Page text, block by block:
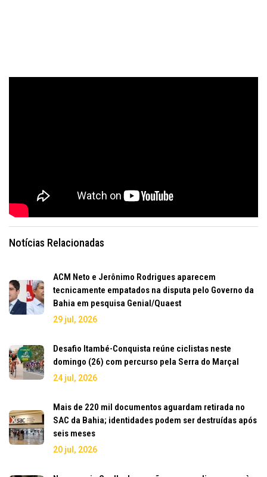
Notícias Relacionadas
ACM Neto e Jerônimo Rodrigues aparecem
tecnicamente empatados na disputa pelo Governo da
Bahia em pesquisa Genial/Quaest
29 jul, 2026
Desafio Itambé-Conquista reúne ciclistas neste
domingo (26) com percurso pela Serra do Marçal
24 jul, 2026
Mais de 220 mil documentos aguardam retirada no
SAC da Bahia; identidades podem ser destruídas após
seis meses
20 jul, 2026